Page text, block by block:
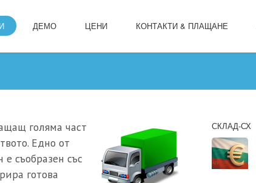
ДЕМО ЦЕНИ КОНТАКТИ & ПЛАЩАНЕ
голяма част
Едно от
съобразен със
готова
СКЛАД-СХ